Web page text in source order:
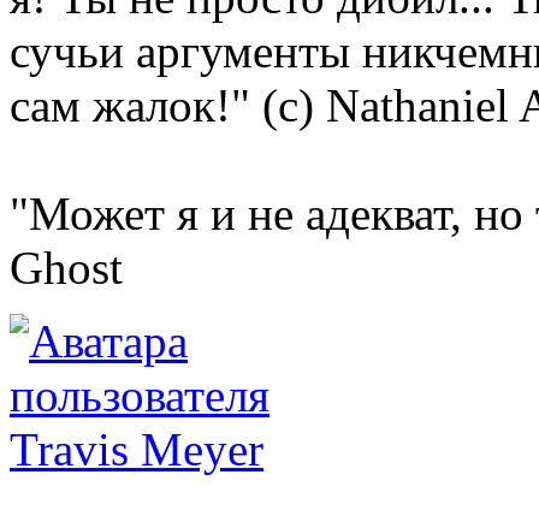
сучьи аргументы
сам жалок!" (с) Nathaniel
"Может я и не адекват,
Ghost
Travis Meyer